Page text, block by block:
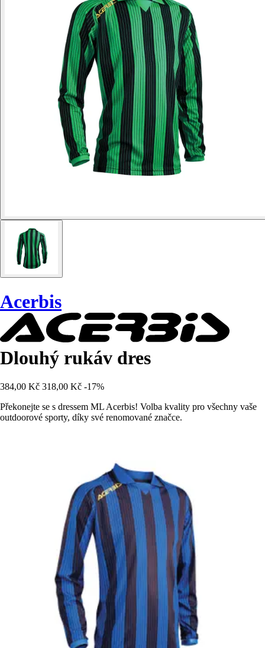
Acerbis
Dlouhý rukáv dres
384,00 Kč 318,00 Kč -17%
Překonejte se s dressem ML Acerbis! Volba kvality pro všechny vaše
outdoorové sporty, díky své renomované značce.